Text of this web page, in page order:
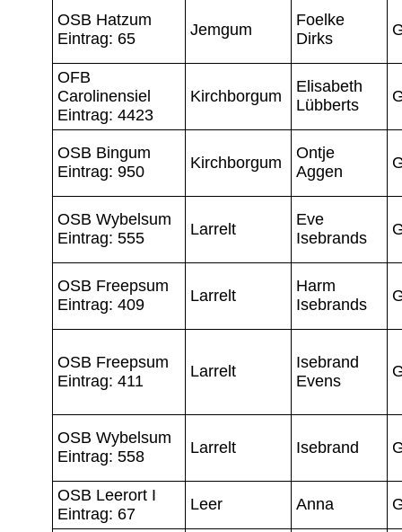
OSB Hatzum
Eintrag: 65
Jemgum
Foelke
Dirks
OFB
Carolinensiel
Eintrag: 4423
Kirchborgum
Elisabeth
Lübberts
OSB Bingum
Eintrag: 950
Kirchborgum
Ontje
Aggen
OSB Wybelsum
Eintrag: 555
Larrelt
Eve
Isebrands
OSB Freepsum
Eintrag: 409
Larrelt
Harm
Isebrands
OSB Freepsum
Eintrag: 411
Larrelt
Isebrand
Evens
OSB Wybelsum
Eintrag: 558
Larrelt Isebrand
OSB Leerort I
Eintrag: 67
Leer Anna